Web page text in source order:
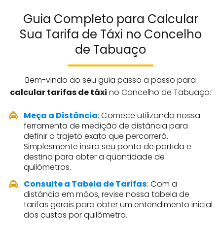
Guia Completo para Calcular
Sua Tarifa de Táxi no Concelho
de Tabuaço
Bem-vindo ao seu guia passo a passo para
calcular tarifas de táxi no Concelho de Tabuaço:
Meça a Distância: Comece utilizando nossa
ferramenta de medição de distância para
definir o trajeto exato que percorrerá.
Simplesmente insira seu ponto de partida e
destino para obter a quantidade de
quilômetros.
Consulte a Tabela de Tarifas: Com a
distância em mãos, revise nossa tabela de
tarifas gerais para obter um entendimento inicial
dos custos por quilômetro.